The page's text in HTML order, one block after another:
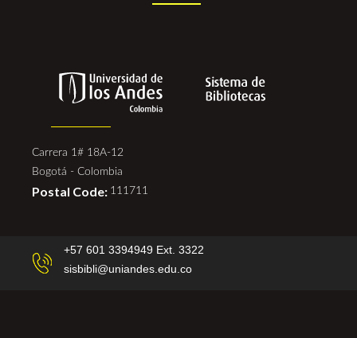
Carrera 1# 18A-12
Bogotá - Colombia
Postal Code: 111711
+57 601 3394949 Ext. 3322
sisbibli@uniandes.edu.co